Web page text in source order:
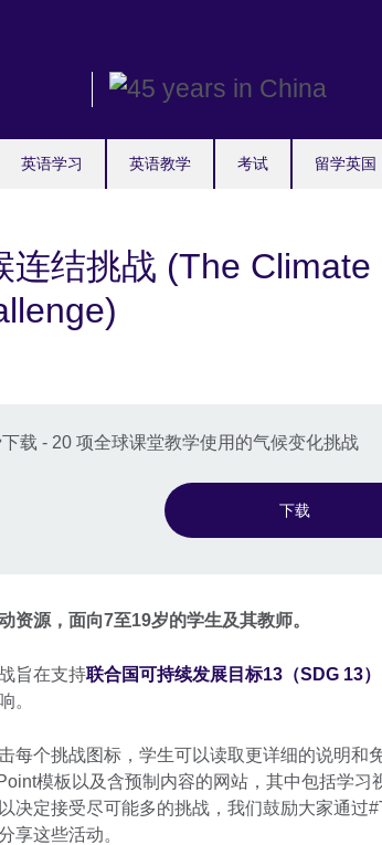
英语学习 英语教学 考试 留学英国
连结挑战 (The Climate
载 - 20 项全球课堂教学使用的气候变化挑战
下载
资源，面向7至19岁的学生及其教师。
旨在支持联合国可持续发展目标13（SDG 13）
。
每个挑战图标，学生可以读取更详细的说明和
模板以及含预制内容的网站，其中包括学习
决定接受尽可能多的挑战，我们鼓励大家通过
享这些活动。